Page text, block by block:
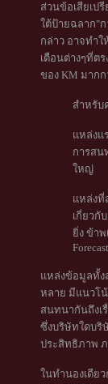
ส่วนข้อเสียเป
ใต้ป้ายฉลาก"
กล่าว อาจทำใ
เตือนต่างๆที่ต
ของ KM มากก
สำหรับ
แหล่งแ
การสน
ใหญ่
แหล่งที่
เกี่ยวกั
ยิ่ง ข้า
แหล่งข้อมูลทั้ง
หลาย มีแนวโ
สนทนากันถึงเ
ซึ่งบริษัทใดบริ
ประสิทธิภาพ ภ
ในทำนองเดีย